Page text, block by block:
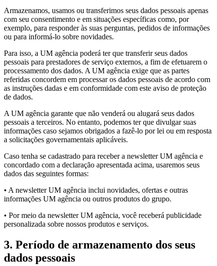
Armazenamos, usamos ou transferimos seus dados pessoais apenas
com seu consentimento e em situações específicas como, por
exemplo, para responder às suas perguntas, pedidos de informações
ou para informá-lo sobre novidades.
Para isso, a UM agência poderá ter que transferir seus dados
pessoais para prestadores de serviço externos, a fim de efetuarem o
processamento dos dados. A UM agência exige que as partes
referidas concordem em processar os dados pessoais de acordo com
as instruções dadas e em conformidade com este aviso de proteção
de dados.
A UM agência garante que não venderá ou alugará seus dados
pessoais a terceiros. No entanto, podemos ter que divulgar suas
informações caso sejamos obrigados a fazê-lo por lei ou em resposta
a solicitações governamentais aplicáveis.
Caso tenha se cadastrado para receber a newsletter UM agência e
concordado com a declaração apresentada acima, usaremos seus
dados das seguintes formas:
• A newsletter UM agência inclui novidades, ofertas e outras
informações UM agência ou outros produtos do grupo.
• Por meio da newsletter UM agência, você receberá publicidade
personalizada sobre nossos produtos e serviços.
3. Período de armazenamento dos seus
dados pessoais